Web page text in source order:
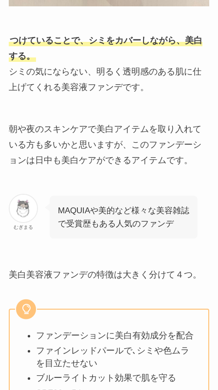
つけていることで、シミをカバーしながら、美白
する。
シミの気にならない、明るく透明感のある肌に仕
上げてくれる美容液ファンデです。
朝や夜のスキンケアで美白アイテムを取り入れて
いる方も多いかと思いますが、このファンデーシ
ョンは日中も美白ケアができるアイテムです。
むぎまる
MAQUIAや美的など様々な美容雑誌
で受賞歴もある人気のファンデ
美白美容液ファンデの特徴は大きく分けて４つ。
ファンデーションに美白有効成分を配合
ファインレッドパールで､シミや色ムラ
を目立たせない
ブルーライトカット効果で肌を守る